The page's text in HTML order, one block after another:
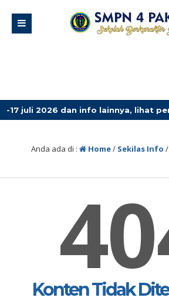
2026 dan info lainnya, lihat
Anda ada di : Home/ Sekilas Info /
Konten Tidak